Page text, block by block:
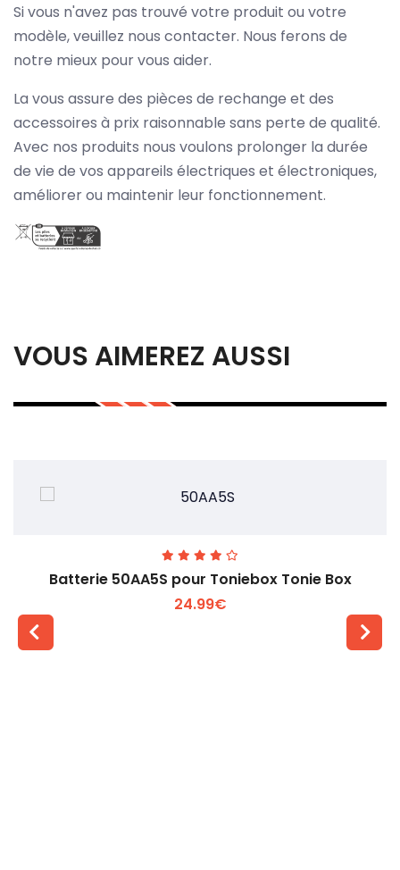
Si vous n'avez pas trouvé votre produit ou votre
modèle, veuillez nous contacter. Nous ferons de
notre mieux pour vous aider.
La vous assure des pièces de rechange et des
accessoires à prix raisonnable sans perte de qualité.
Avec nos produits nous voulons prolonger la durée
de vie de vos appareils électriques et électroniques,
améliorer ou maintenir leur fonctionnement.
VOUS AIMEREZ AUSSI
Batterie 50AA5S pour Toniebox Tonie Box
24.99€